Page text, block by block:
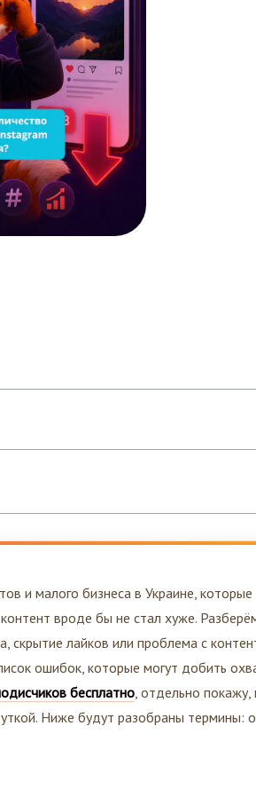
и малого бизнеса в Украине, которые
вроде бы не стал хуже. Разберём,
скрытие лайков или проблема с
ошибок, которые могут добить
бесплатно
Ниже будут разобраны термины: